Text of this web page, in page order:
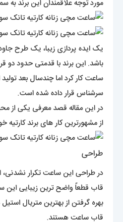
مورد توجه علاقمندان این برند
یک ایده پردازی زیبا، یک طرح
ساعت کار کرد اما چندسال بعد
سرشناس قرار داده شده است.
از مشهورترین کار های برند کارتیه
طراحی
در طراحی این ساعت تکرار
قاب قطعاً واضح ترین زیبایی این
بهره گرفتن از بهترین متریال
قاب ساعت هستند.